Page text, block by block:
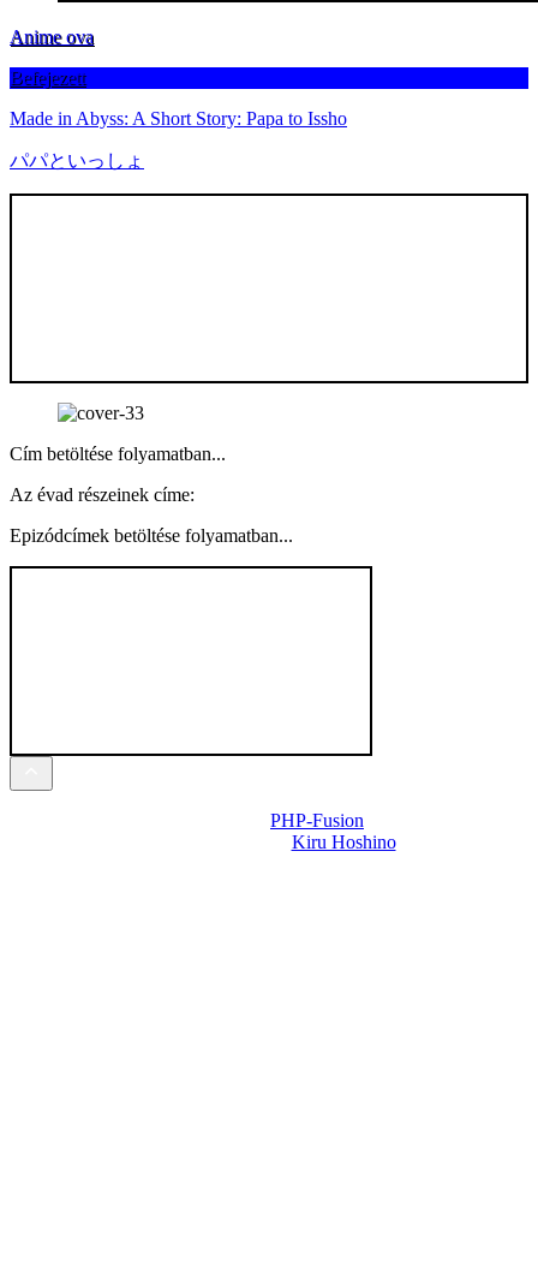
Anime ova
Befejezett
Made in Abyss: A Short Story: Papa to Issho
パパといっしょ
Cím betöltése folyamatban...
Az évad részeinek címe:
Epizódcímek betöltése folyamatban...
PHP-Fusion
Kiru Hoshino